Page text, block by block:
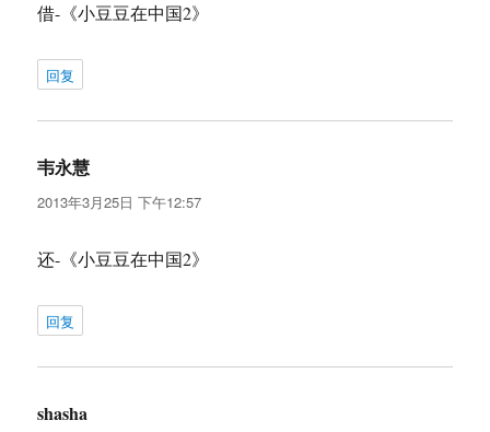
借-《小豆豆在中国2》
回复
韦永慧
道：
2013年3月25日 下午12:57
还-《小豆豆在中国2》
回复
shasha